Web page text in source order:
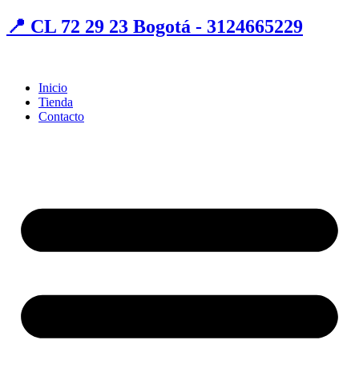
📍 CL 72 29 23 Bogotá - 3124665229
Inicio
Tienda
Contacto